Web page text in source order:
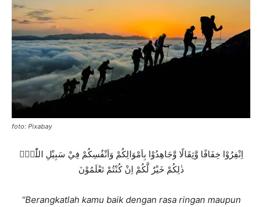
foto: Pixabay
اِنْفِرُوْا خِفَافًا وَّثِقَالًا وَّجَاهِدُوْا بِاَمْوَالِكُمْ وَاَنْفُسِكُمْ فِيْ سَبِيْلِ اللّٰهِۗ
ذٰلِكُمْ خَيْرٌ لَّكُمْ اِنْ كُنْتُمْ تَعْلَمُوْنَ
“Berangkatlah kamu baik dengan rasa ringan maupun